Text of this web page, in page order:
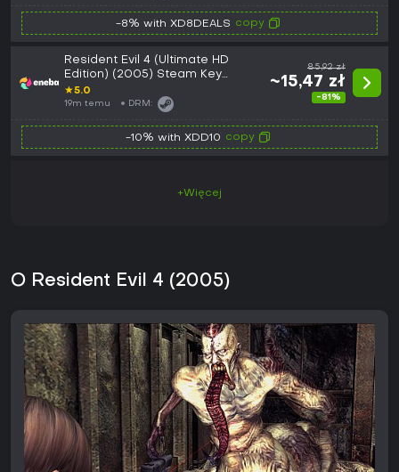
-8% with XD8DEALS copy
Resident Evil 4 (Ultimate HD
Edition) (2005) Steam Key
GLOBAL
★5.0
19m temu DRM:
85,92 zł
~15,47 zł
-81%
-10% with XDD10 copy
+Więcej
O Resident Evil 4 (2005)